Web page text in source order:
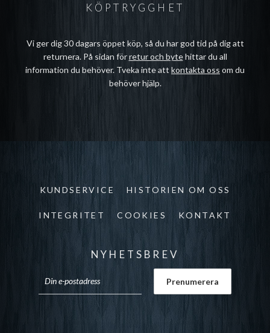
KÖPTRYGGHET
Vi ger dig 30 dagars öppet köp, så du har god tid på dig att
returnera. På sidan förretur och bytehittar du all
information du behöver. Tveka inte att kontakta oss om du
behöver hjälp.
KUNDSERVICE HISTORIEN OM OSS
INTEGRITET COOKIES KONTAKT
NYHETSBREV